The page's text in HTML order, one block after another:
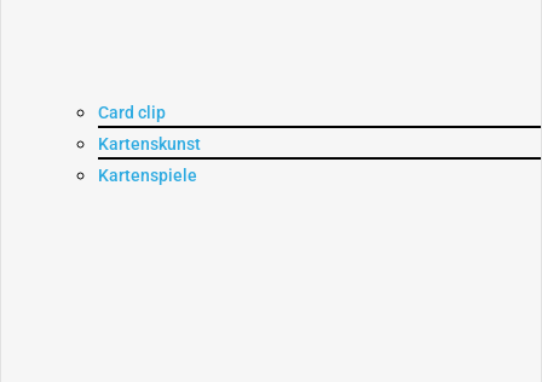
Card clip
Kartenskunst
Kartenspiele